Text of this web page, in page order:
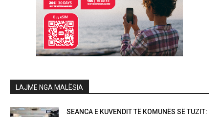
LAJME NGA MALËSIA
SEANCA E KUVENDIT TË KOMUNËS SË TUZIT: